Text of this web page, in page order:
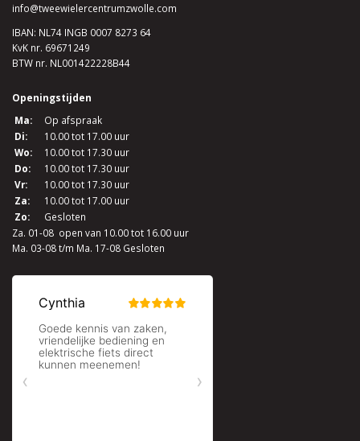
info@tweewielercentrumzwolle.com
IBAN: NL74 INGB 0007 8273 64
KvK nr. 69671249
BTW nr. NL001422228B44
Openingstijden
Ma:
Op afspraak
Di:
10.00 tot 17.00 uur
Wo:
10.00 tot 17.30 uur
Do:
10.00 tot 17.30 uur
Vr:
10.00 tot 17.30 uur
Za:
10.00 tot 17.00 uur
Zo:
Gesloten
Za. 01-08 open van 10.00 tot 16.00 uur
Ma. 03-08 t/m Ma. 17-08 Gesloten